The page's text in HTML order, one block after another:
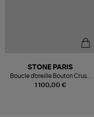
1 100,00 €
STONE PARIS
Boucle d'oreille Bouton Crush
Diamants Or Rose (vendue à